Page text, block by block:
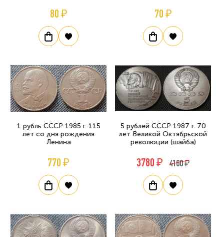
80 ₽ 70 ₽
1 рубль СССР 1985 г. 115
лет со дня рождения
Ленина
770 ₽
5 рублей СССР 1987 г. 70
лет Великой Октябрьской
революции (шайба)
3780 ₽ 4100 ₽